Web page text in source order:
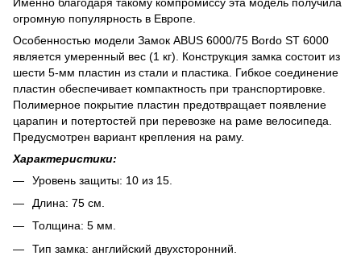
огромную популярность в Европе.
Особенностью модели Замок ABUS 6000/75 Bordo ST 6000
является умеренный вес (1 кг). Конструкция замка состоит из
шести 5-мм пластин из стали и пластика. Гибкое соединение
пластин обеспечивает компактность при транспортировке.
Полимерное покрытие пластин предотвращает появление
царапин и потертостей при перевозке на раме велосипеда.
Предусмотрен вариант крепления на раму.
Характеристики:
Уровень защиты: 10 из 15.
Длина: 75 см.
Толщина: 5 мм.
Тип замка: английский двухсторонний.